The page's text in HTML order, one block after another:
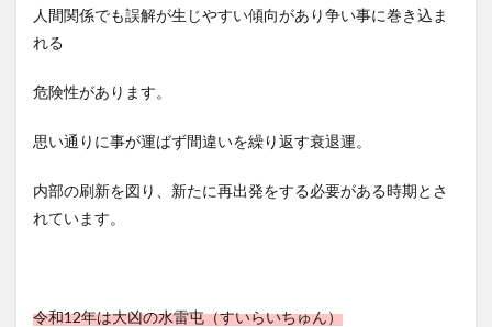
人間関係でも誤解が生じやすい傾向があり争い事に巻き込ま
れる
危険性があります。
思い通りに事が運ばず間違いを繰り返す衰退運。
内部の刷新を図り、新たに再出発をする必要がある時期とさ
れています。
令和12年は大凶の水雷屯（すいらいちゅん）